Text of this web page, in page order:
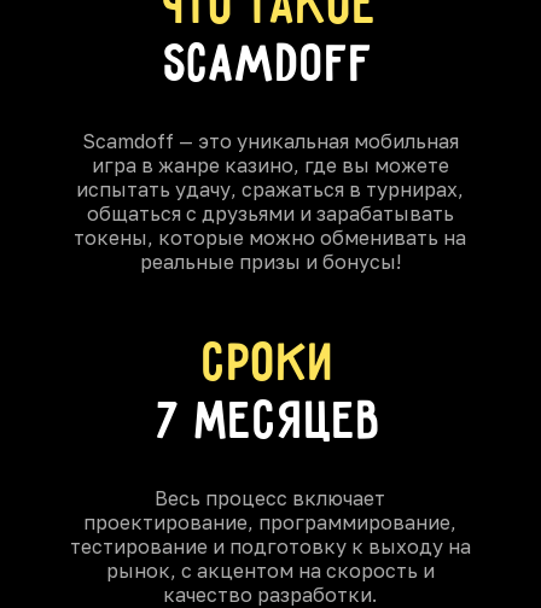
SCAMDOFF
Scamdoff — это уникальная мобильная
игра в жанре казино, где вы можете
испытать удачу, сражаться в турнирах,
общаться с друзьями и зарабатывать
токены, которые можно обменивать на
реальные призы и бонусы!
сроки
7 месяцев
Весь процесс включает
проектирование, программирование,
тестирование и подготовку к выходу на
рынок, с акцентом на скорость и
качество разработки.